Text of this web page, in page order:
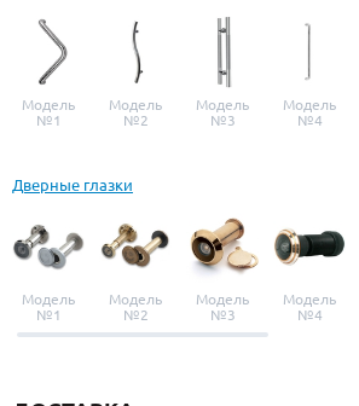
Модель
№1
Модель
№2
Модель
№3
Модель
№4
Дверные глазки
Модель
№1
Модель
№2
Модель
№3
Модель
№4